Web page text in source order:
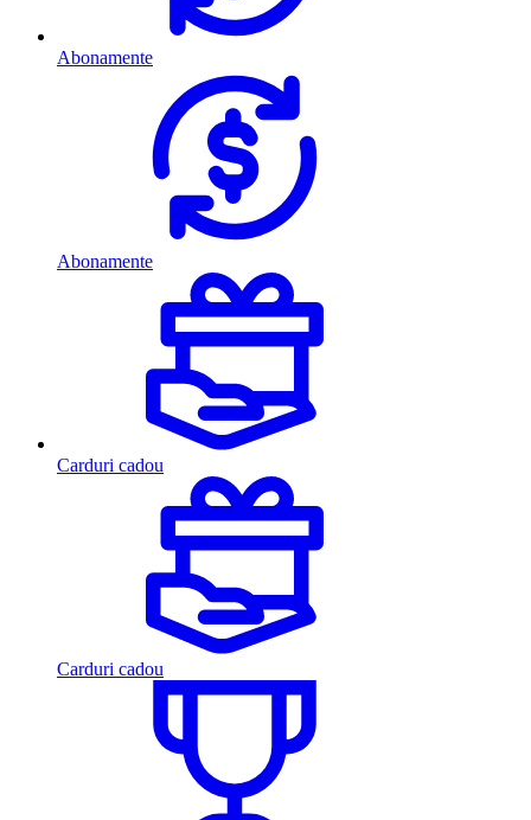
Abonamente
Abonamente
Carduri cadou
Carduri cadou